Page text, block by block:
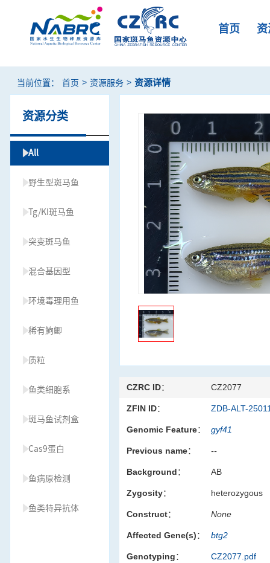
首页
当前位置： 首页 > 资源服务 > 资源详情
资源分类
All
野生型斑马鱼
Tg/KI斑马鱼
突变斑马鱼
混合基因型
环境毒理用鱼
稀有鮈鲫
质粒
鱼类细胞系
斑马鱼试剂盒
Cas9蛋白
鱼病原检测
鱼类特异抗体
CZRC ID： CZ2077
ZFIN ID： ZDB-ALT-
Genomic Feature： gyf41
Previous name： --
Background： AB
Zygosity： heterozygous
Construct： None
Affected Gene(s)： btg2
Genotyping： CZ2077.pdf